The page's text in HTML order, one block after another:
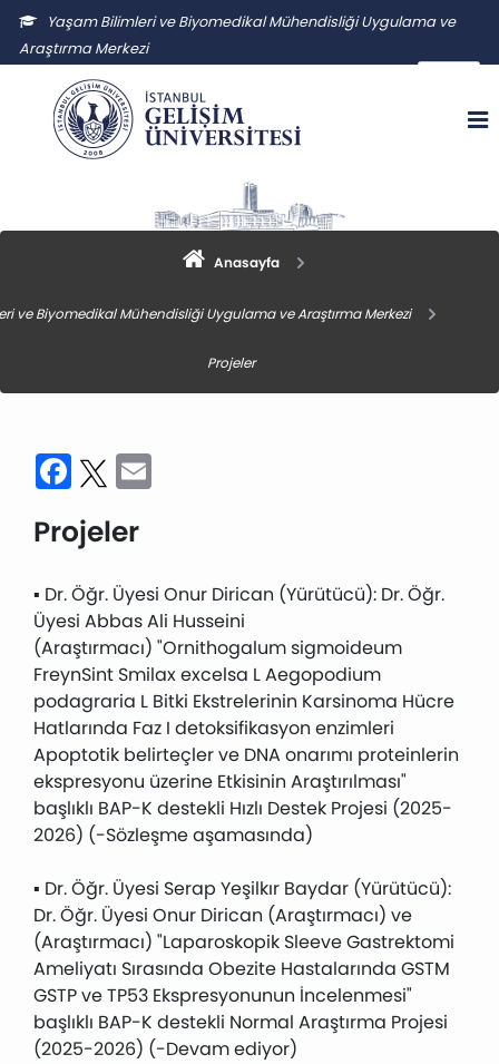
Yaşam Bilimleri ve Biyomedikal Mühendisliği Uygulama ve
Araştırma Merkezi
ybmuam@gelisim.edu.tr
Anasayfa
ve Biyomedikal Mühendisliği Uygulama ve Araştırma Merkezi
Projeler
Facebook
Twitter
Projeler
▪ Dr. Öğr. Üyesi Onur Dirican (Yürütücü): Dr. Öğr.
Üyesi Abbas Ali Husseini
(Araştırmacı) "Ornithogalum sigmoideum
FreynSint Smilax excelsa L Aegopodium
podagraria L Bitki Ekstrelerinin Karsinoma Hücre
Hatlarında Faz I detoksifikasyon enzimleri
Apoptotik belirteçler ve DNA onarımı proteinlerin
ekspresyonu üzerine Etkisinin Araştırılması"
başlıklı BAP-K destekli Hızlı Destek Projesi (2025-
2026) (-Sözleşme aşamasında)
▪ Dr. Öğr. Üyesi Serap Yeşilkır Baydar (Yürütücü):
Dr. Öğr. Üyesi Onur Dirican (Araştırmacı) ve
(Araştırmacı) "Laparoskopik Sleeve Gastrektomi
Ameliyatı Sırasında Obezite Hastalarında GSTM
GSTP ve TP53 Ekspresyonunun İncelenmesi"
başlıklı BAP-K destekli Normal Araştırma Projesi
(2025-2026) (-Devam ediyor)